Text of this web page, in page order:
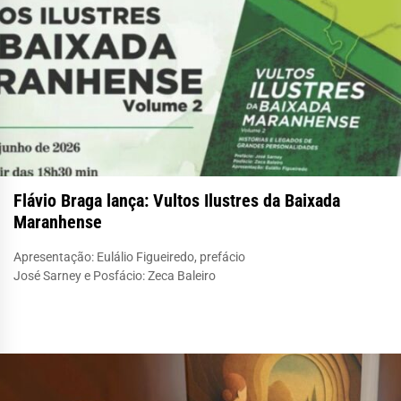
Flávio Braga lança: Vultos Ilustres da Baixada
Maranhense
Apresentação: Eulálio Figueiredo, prefácio
José Sarney e Posfácio: Zeca Baleiro